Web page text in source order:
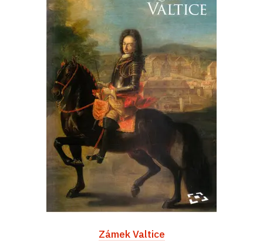
Zámek Valtice